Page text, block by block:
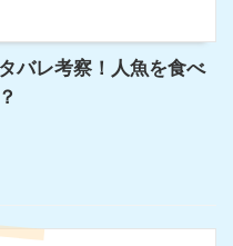
バレ考察！人魚を食べ